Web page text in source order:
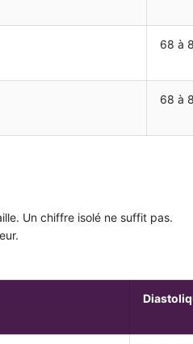
68 à
68 à
Un chiffre isolé ne suffit pas.